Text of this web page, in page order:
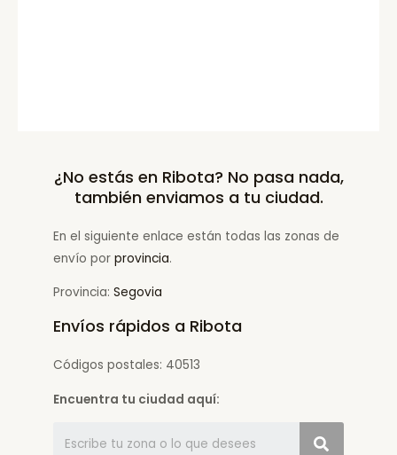
¿No estás en Ribota? No pasa nada,
también enviamos a tu ciudad.
En el siguiente enlace están todas las zonas de
envío por provincia.
Provincia: Segovia
Envíos rápidos a Ribota
Códigos postales: 40513
Encuentra tu ciudad aquí: